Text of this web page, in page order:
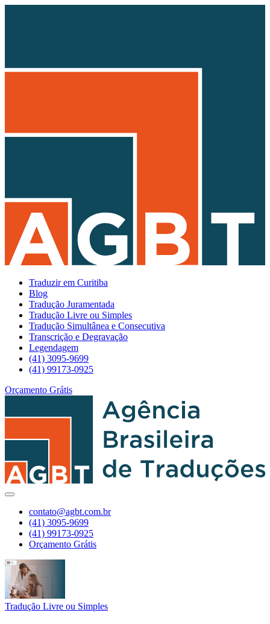
Traduzir em Curitiba
Blog
Tradução Juramentada
Tradução Livre ou Simples
Tradução Simultânea e Consecutiva
Transcrição e Degravação
Legendagem
(41) 3095-9699
(41) 99173-0925
Orçamento Grátis
contato@agbt.com.br
(41) 3095-9699
(41) 99173-0925
Orçamento Grátis
Tradução Livre ou Simples